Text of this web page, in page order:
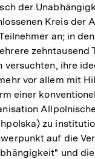
der
Kreis der
an; in
zehntausend
versuchten, ihre
vor allem mit
einer
zu
auf die
und